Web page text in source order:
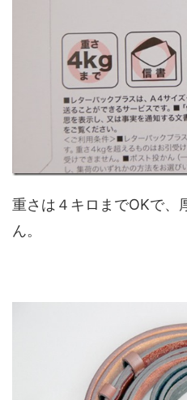
重さは４キロまでOKで、
ん。